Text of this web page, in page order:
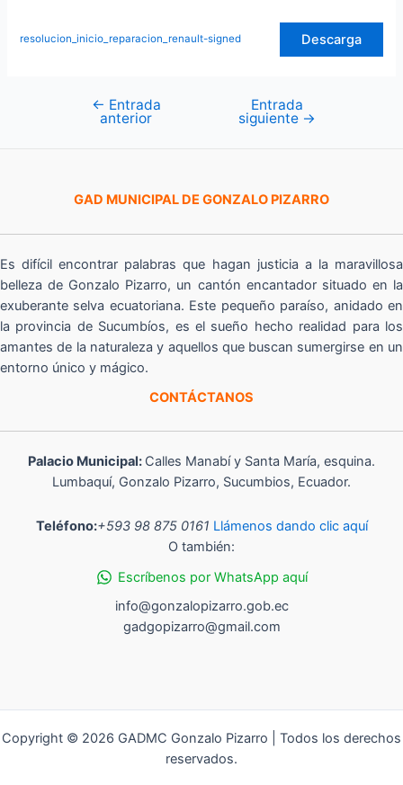
resolucion_inicio_reparacion_renault-signed Descarga
Navegación
← Entrada
anterior
Entrada
siguiente →
GAD MUNICIPAL DE GONZALO PIZARRO
Es difícil encontrar palabras que hagan justicia a la maravillosa
belleza de Gonzalo Pizarro, un cantón encantador situado en la
exuberante selva ecuatoriana. Este pequeño paraíso, anidado en
la provincia de Sucumbíos, es el sueño hecho realidad para los
amantes de la naturaleza y aquellos que buscan sumergirse en un
entorno único y mágico.
CONTÁCTANOS
Palacio Municipal: Calles Manabí y Santa María, esquina.
Lumbaquí, Gonzalo Pizarro, Sucumbios, Ecuador.
Teléfono:+593 98 875 0161 Llámenos dando clic aquí
O también:
Escríbenos por WhatsApp aquí
info@gonzalopizarro.gob.ec
gadgopizarro@gmail.com
Copyright © 2026 GADMC Gonzalo Pizarro | Todos los derechos
reservados.